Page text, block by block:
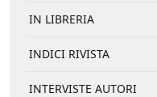
IN LIBRERIA
INDICI RIVISTA
INTERVISTE AUTORI